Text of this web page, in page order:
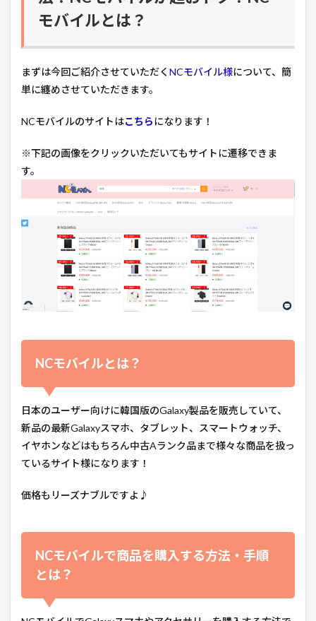
モバイルとは？
まずは今回ご紹介させていただく NCモバイル様について、簡
単に纏めさせていただきます。
NCモバイルのサイトはこちらになります！
※下記の画像をクリックいただいてもサイトに遷移できま
す。
NCモバイルとは？
日本のユーザー向けに韓国版のGalaxy製品を販売していて、
新品の最新Galaxyスマホ、タブレット、スマートウォッチ、
イヤホンなどはもちろん中古Aランク品まで様々な商品を扱っ
ているサイト様になります！
価格もリーズナブルですよ♪
NCモバイルで商品を購入する方法・手順
とは？